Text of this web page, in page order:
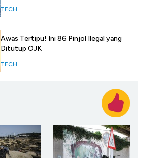
TECH
Awas Tertipu! Ini 86 Pinjol Ilegal yang
Ditutup OJK
TECH